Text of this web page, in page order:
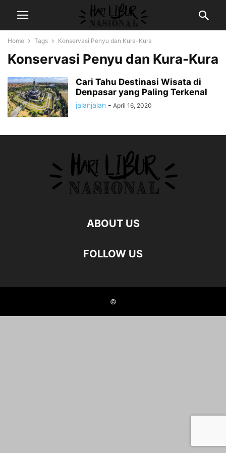
Home Tags Konservasi Penyu dan Kura-Kura
Konservasi Penyu dan Kura-Kura
Cari Tahu Destinasi Wisata di
Denpasar yang Paling Terkenal
jalanjalan - April 16, 2020
ABOUT US
FOLLOW US
©